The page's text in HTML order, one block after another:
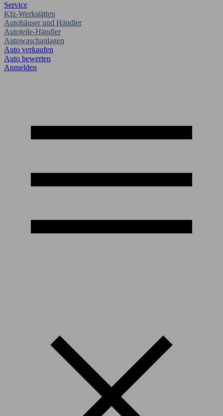
Service
Kfz-Werkstätten
Autohäuser und Händler
Autoteile-Händler
Autowaschanlagen
Auto verkaufen
Auto bewerten
Anmelden